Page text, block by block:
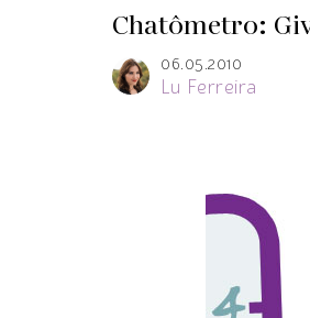
Chatômetro:
06.05.2010
Lu Ferreira